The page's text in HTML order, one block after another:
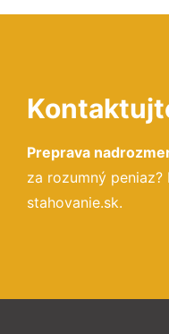
Preprava
za rozumný
stahovanie.sk.